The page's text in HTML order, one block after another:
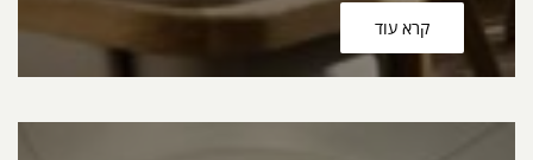
קרא עוד